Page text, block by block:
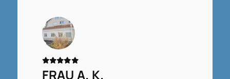
stets schnellen Rückmeldungen,
sodass das gesamte Verfahren doch
relativ schnell und gut abgeschlossen
werden konnte. Ich werde Sie und das
Team von WITTERMANNS gerne
FRAU A. K.